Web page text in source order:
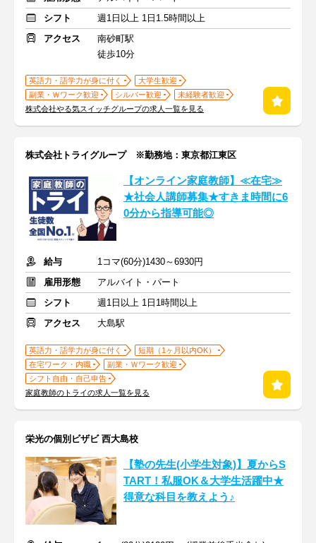
シフト
週1日以上 1日1.5時間以上
アクセス
南砂町駅
徒歩10分
英語力・語学力が身に付く
大学生歓迎
副業・Ｗワーク歓迎
シルバー歓迎
未経験者歓迎
株式会社やる気スイッチグループの求人一覧を見る
株式会社トライグループ ※勤務地：東京都江東区
【オンライン家庭教師】≪在宅≫
★社会人講師募集★すきま時間に6
0分から指導可能◎
給与
1コマ(60分)1430～6930円
雇用形態
アルバイト・パート
シフト
週1日以上 1日1時間以上
アクセス
大島駅
英語力・語学力が身に付く
短期（1ヶ月以内OK）
在宅ワーク・内職
副業・Ｗワーク歓迎
シフト自由・自己申告
家庭教師のトライの求人一覧を見る
栄光の個別ビザビ 西大島校
【塾の先生(小学生対象)】夏からS
TART！私服OK＆大学生活躍中★
得意な科目を教えよう♪